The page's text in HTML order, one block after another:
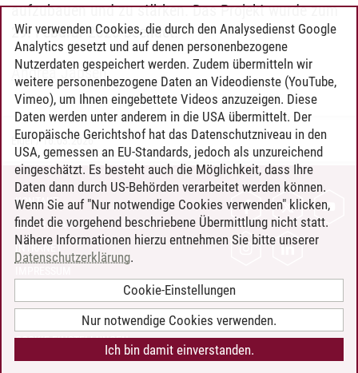
aufzubauen und zu stärken. Das Projekt wurde zum
29. Feburar 2020 beendet.
Andrea Japsen
Elger/16.03.2026
KONTAKT
LEUPHANA ALS ARBEITGEBER
INTRANET
BARRIEREFREIHEIT
COOKIE-EINSTELLUNGEN
Wir verwenden Cookies, die durch den Analysedienst Google
Analytics gesetzt und auf denen personenbezogene
Nutzerdaten gespeichert werden. Zudem übermitteln wir
weitere personenbezogene Daten an Videodienste (YouTube,
Vimeo), um Ihnen eingebettete Videos anzuzeigen. Diese
Daten werden unter anderem in die USA übermittelt. Der
Europäische Gerichtshof hat das Datenschutzniveau in den
USA, gemessen an EU-Standards, jedoch als unzureichend
eingeschätzt. Es besteht auch die Möglichkeit, dass Ihre
Daten dann durch US-Behörden verarbeitet werden können.
Wenn Sie auf "Nur notwendige Cookies verwenden" klicken,
findet die vorgehend beschriebene Übermittlung nicht statt.
Nähere Informationen hierzu entnehmen Sie bitte unserer
Datenschutzerklärung.
Cookie-Einstellungen
Nur notwendige Cookies verwenden.
Ich bin damit einverstanden.